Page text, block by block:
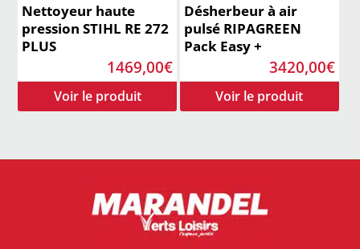
Nettoyeur haute
pression STIHL RE 272
PLUS
1469,00€
Désherbeur à air
pulsé RIPAGREEN
Pack Easy +
3420,00€